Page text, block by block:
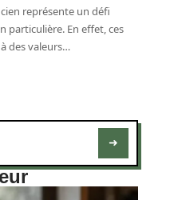
représente un défi
particulière. En effet, ces
des valeurs…